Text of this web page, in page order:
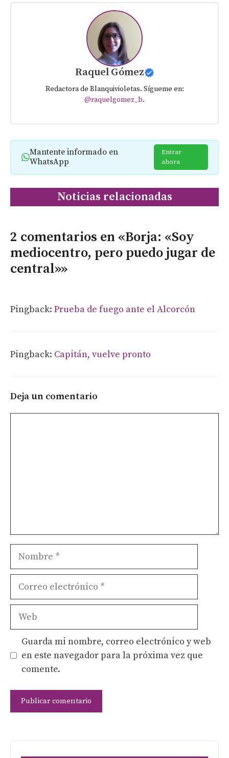
Raquel Gómez
Redactora de Blanquivioletas. Sígueme en:
@raquelgomez_b.
Mantente informado en
WhatsApp
Entrar
ahora
Noticias relacionadas
2 comentarios en «Borja: «Soy
mediocentro, pero puedo jugar de
central»»
Pingback: Prueba de fuego ante el Alcorcón
Pingback: Capitán, vuelve pronto
Deja un comentario
Nombre
Guarda mi nombre, correo electrónico y web
en este navegador para la próxima vez que
comente.